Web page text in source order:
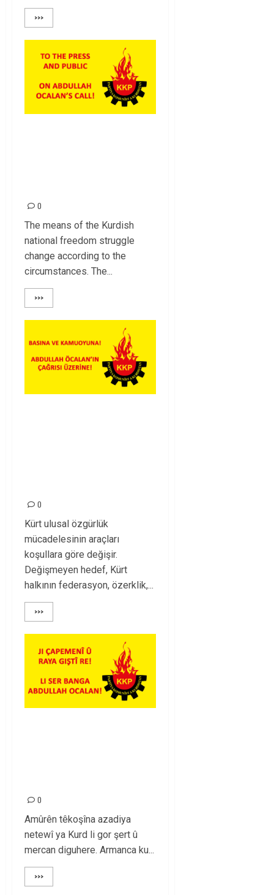
>>>
0
The means of the Kurdish
national freedom struggle
change according to the
circumstances. The...
>>>
0
Kürt ulusal özgürlük
mücadelesinin araçları
koşullara göre değişir.
Değişmeyen hedef, Kürt
halkının federasyon, özerklik,...
>>>
0
Amûrên têkoşîna azadiya
netewî ya Kurd li gor şert û
mercan diguhere. Armanca ku...
>>>